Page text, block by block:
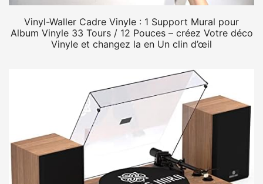
Vinyl-Waller Cadre Vinyle : 1 Support Mural pour
Album Vinyle 33 Tours / 12 Pouces – créez Votre déco
Vinyle et changez la en Un clin d’œil